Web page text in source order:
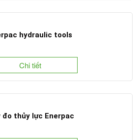
hydraulic tools
Chi tiết
đo thủy lực Enerpac